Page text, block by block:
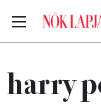
harry